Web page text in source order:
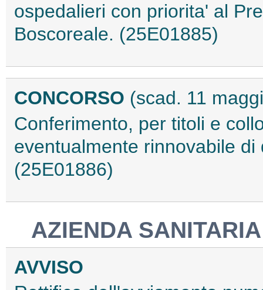
ospedalieri con priorita' al
Boscoreale. (25E01885)
CONCORSO (scad. 11
Conferimento, per titoli e
eventualmente rinnovabile
(25E01886)
AZIENDA
AVVISO